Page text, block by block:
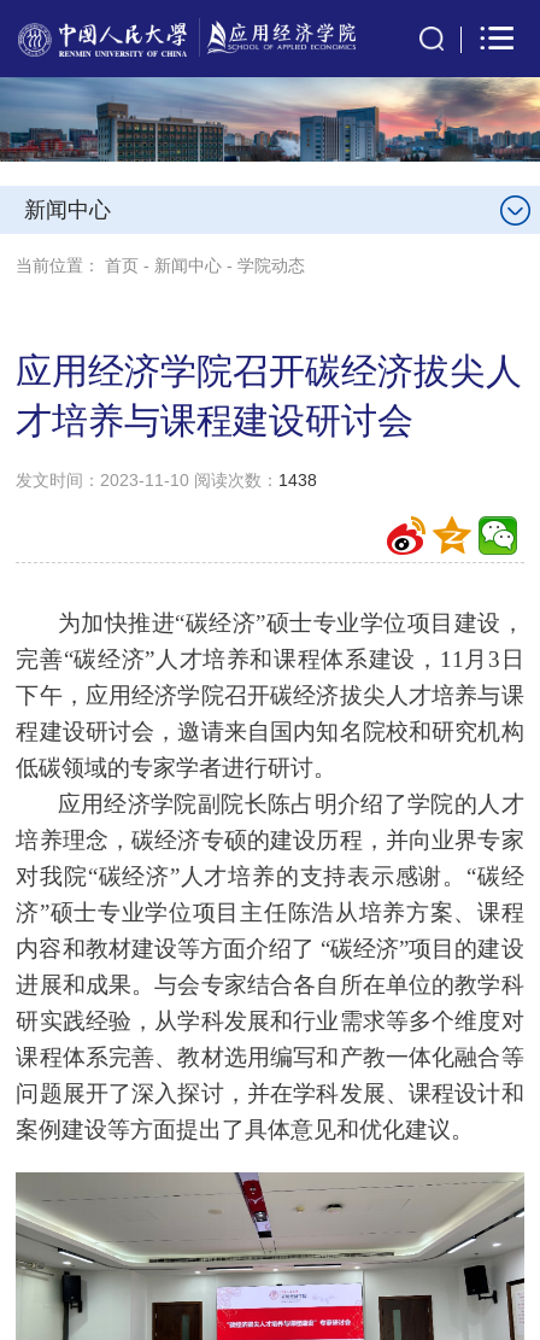
新闻中心
当前位置：首页 - 新闻中心 -学院动态
应用经济学院召开碳经济拔尖人
才培养与课程建设研讨会
发文时间：2023-11-10 阅读次数： 1438
为加快推进“碳经济”硕士专业学位项目建设，
完善“碳经济”人才培养和课程体系建设，11月3日
下午，应用经济学院召开碳经济拔尖人才培养与课
程建设研讨会，邀请来自国内知名院校和研究机构
低碳领域的专家学者进行研讨。
应用经济学院副院长陈占明介绍了学院的人才
培养理念，碳经济专硕的建设历程，并向业界专家
对我院“碳经济”人才培养的支持表示感谢。“碳经
济”硕士专业学位项目主任陈浩从培养方案、课程
内容和教材建设等方面介绍了 “碳经济”项目的建设
进展和成果。与会专家结合各自所在单位的教学科
研实践经验，从学科发展和行业需求等多个维度对
课程体系完善、教材选用编写和产教一体化融合等
问题展开了深入探讨，并在学科发展、课程设计和
案例建设等方面提出了具体意见和优化建议。